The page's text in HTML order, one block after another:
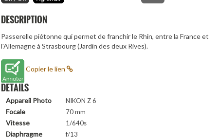
DESCRIPTION
Passerelle piétonne qui permet de franchir le Rhin, entre la France et
l'Allemagne à Strasbourg (Jardin des deux Rives).
Copier le lien
DETAILS
Appareil Photo NIKON Z 6
Focale 70 mm
Vitesse 1/640s
Diaphragme f/13